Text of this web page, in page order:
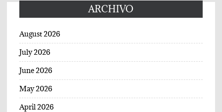
ARCHIVO
August 2026
July 2026
June 2026
May 2026
April 2026